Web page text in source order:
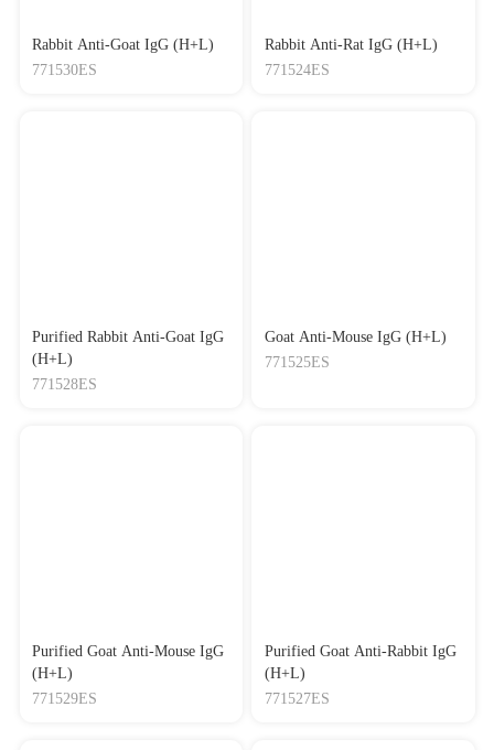
Rabbit Anti-Goat IgG (H+L)
771530ES
Rabbit Anti-Rat IgG (H+L)
771524ES
Purified Rabbit Anti-Goat IgG
(H+L)
771528ES
Goat Anti-Mouse IgG (H+L)
771525ES
Purified Goat Anti-Mouse IgG
(H+L)
771529ES
Purified Goat Anti-Rabbit IgG
(H+L)
771527ES